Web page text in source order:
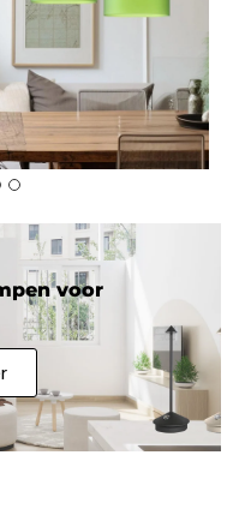
voor